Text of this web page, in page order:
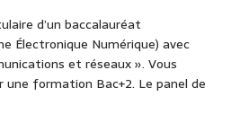
d’un baccalauréat
Électronique Numérique) avec
et réseaux ». Vous
formation Bac+2. Le panel de